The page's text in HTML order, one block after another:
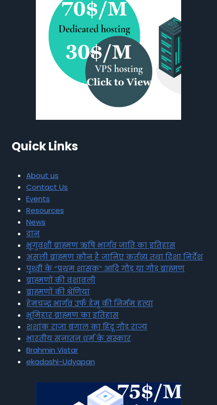
Quick Links
About us
Contact Us
Events
Resources
News
दान
भृगुवंशी ब्राह्मण ऋषि भार्गव जाति का इतिहास
असली ब्राह्मण कौन है जानिए कर्तव्य तथा दिशा निर्देश
पृथ्वी के “प्रथम शासक” आदि गौड़ या गौड़ ब्राह्मण
ब्राह्मणों की वंशावली
ब्राह्मणों की श्रेणियां
हेमचन्द्र भार्गव उर्फ हेमू की निर्मम हत्या
भूमिहार ब्राह्मण का इतिहास
शशांक राजा बंगाल का हिंदू गौड़ राज्य
भारतीय सनातन धर्म के संस्कार
Brahmin Vistar
ekadashi-Udyapan